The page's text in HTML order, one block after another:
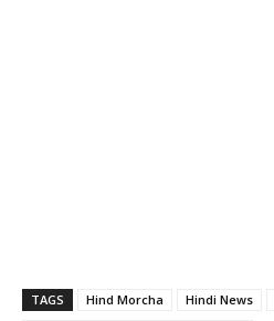
TAGS Hind Morcha Hindi News